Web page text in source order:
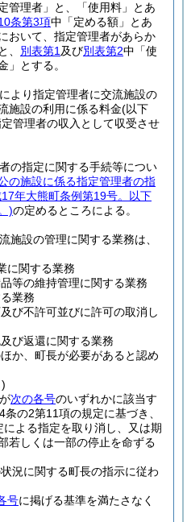
管理者」と、「使用料」とあ
条第3項中「定める額」とあ
おいて、指定管理者があらか
、 別表第1 及び別表第2中「使
」とする。
より指定管理者に交流施設の
施設の利用に係る料金(以下
管理者の収入として収受させ
の指定に関する手続等につい
の施設に係る指定管理者の指
年大熊町条例第19号。以下
)の定めるところによる。
施設の管理に関する業務は、
に関する業務
等の維持管理に関する業務
業務
び不許可並びに許可の取消し
び返還に関する業務
か、町長が必要があると認め
次の各号のいずれかに該当す
の2第11項の規定に基づき、
による指定を取り消し、又は期
若しくは一部の停止を命ずる
況に関する町長の指示に従わ
号に掲げる基準を満たさなく